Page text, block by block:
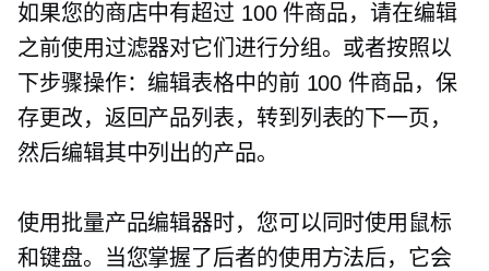
如果您的商店中有超过 100 件商品，请在编辑
之前使用过滤器对它们进行分组。或者按照以
下步骤操作：编辑表格中的前 100 件商品，保
存更改，返回产品列表，转到列表的下一页，
然后编辑其中列出的产品。
使用批量产品编辑器时，您可以同时使用鼠标
和键盘。当您掌握了后者的使用方法后，它会